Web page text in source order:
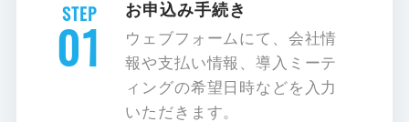
01
お申込み手続き
ウェブフォームにて、会社情
報や支払い情報、導入ミーテ
ィングの希望日時などを入力
いただきます。